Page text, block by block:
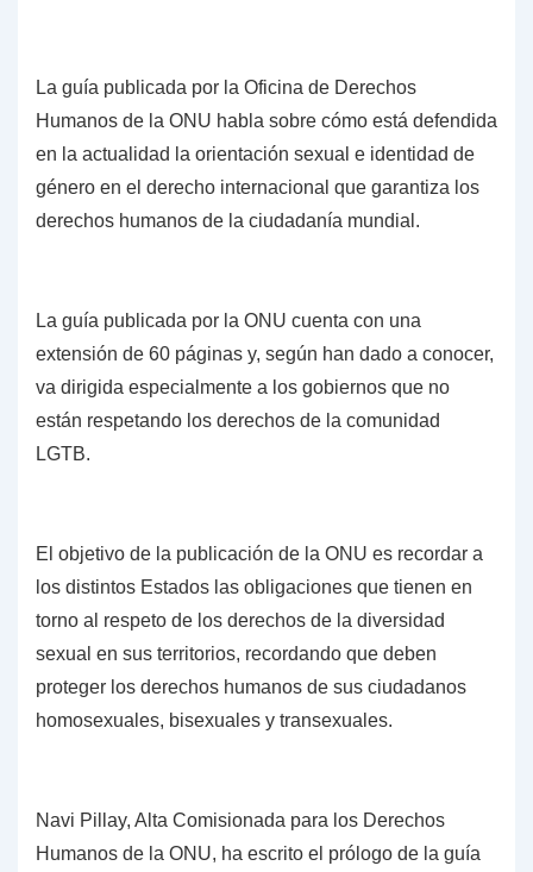
La guía publicada por la Oficina de Derechos
Humanos de la ONU habla sobre cómo está defendida
en la actualidad la orientación sexual e identidad de
género en el derecho internacional que garantiza los
derechos humanos de la ciudadanía mundial.
La guía publicada por la ONU cuenta con una
extensión de 60 páginas y, según han dado a conocer,
va dirigida especialmente a los gobiernos que no
están respetando los derechos de la comunidad
LGTB.
El objetivo de la publicación de la ONU es recordar a
los distintos Estados las obligaciones que tienen en
torno al respeto de los derechos de la diversidad
sexual en sus territorios, recordando que deben
proteger los derechos humanos de sus ciudadanos
homosexuales, bisexuales y transexuales.
Navi Pillay, Alta Comisionada para los Derechos
Humanos de la ONU, ha escrito el prólogo de la guía